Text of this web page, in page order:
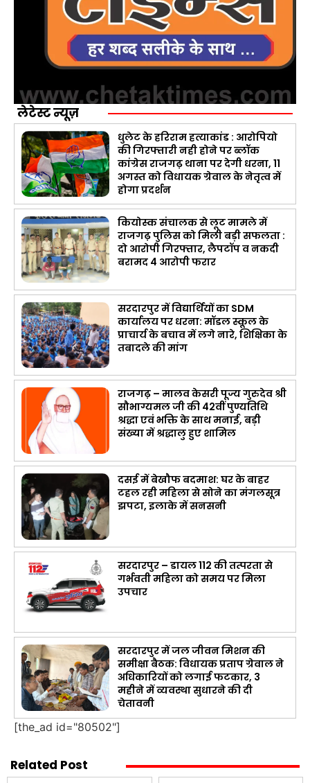
लेटेस्ट न्यूज़
धुलेट के हरिराम हत्याकांड : आरोपियो
की गिरफ्तारी नही होने पर ब्लॉक
कांग्रेस राजगढ़ थाना पर देगी धरना, 11
अगस्त को विधायक ग्रेवाल के नेतृत्व में
होगा प्रदर्शन
कियोस्क संचालक से लूट मामले में
राजगढ़ पुलिस को मिली बड़ी सफलता :
दो आरोपी गिरफ्तार, लैपटॉप व नकदी
बरामद 4 आरोपी फरार
सरदारपुर में विद्यार्थियों का SDM
कार्यालय पर धरना: मॉडल स्कूल के
प्राचार्य के बचाव में लगे नारे, शिक्षिका के
तबादले की मांग
राजगढ़ – मालव केसरी पूज्य गुरुदेव श्री
सौभाग्यमल जी की 42वीं पुण्यतिथि
श्रद्धा एवं भक्ति के साथ मनाई, बड़ी
संख्या में श्रद्धालु हुए शामिल
दसई में बेखौफ बदमाश: घर के बाहर
टहल रही महिला से सोने का मंगलसूत्र
झपटा, इलाके में सनसनी
सरदारपुर – डायल 112 की तत्परता से
गर्भवती महिला को समय पर मिला
उपचार
सरदारपुर में जल जीवन मिशन की
समीक्षा बैठक: विधायक प्रताप ग्रेवाल ने
अधिकारियों को लगाई फटकार, 3
महीने में व्यवस्था सुधारने की दी
चेतावनी
[the_ad id="80502"]
Related Post